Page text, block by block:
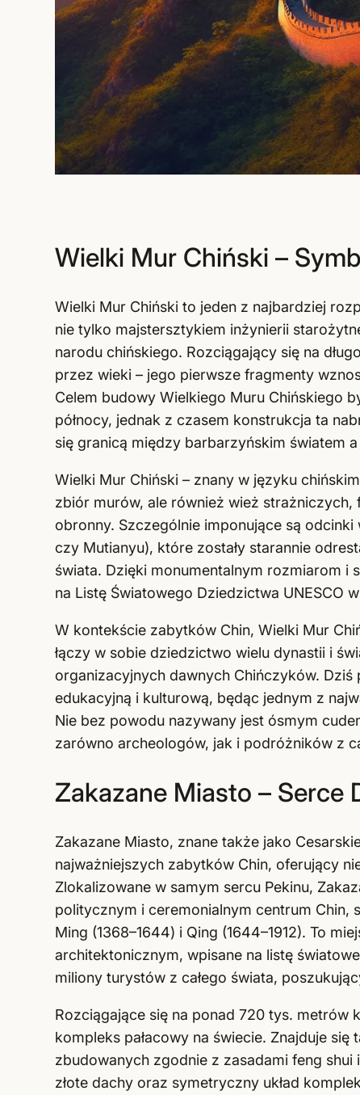
Wielki Mur Chiński –
Wielki Mur Chiński to jeden z najbardziej
nie tylko majstersztykiem inżynierii
narodu chińskiego. Rozciągający się na
przez wieki – jego pierwsze fragmenty
Celem budowy Wielkiego Muru Chińskiego
północy, jednak z czasem konstrukcja ta
się granicą między barbarzyńskim światem
Wielki Mur Chiński – znany w języku
zbiór murów, ale również wież strażniczych,
obronny. Szczególnie imponujące są
czy Mutianyu), które zostały starannie
świata. Dzięki monumentalnym rozmiarom i
na Listę Światowego Dziedzictwa UNESCO
W kontekście zabytków Chin, Wielki Mur
łączy w sobie dziedzictwo wielu dynastii i
organizacyjnych dawnych Chińczyków. Dziś
edukacyjną i kulturową, będąc jednym z
Nie bez powodu nazywany jest ósmym
zarówno archeologów, jak i podróżników z
Zakazane Miasto – Serce
Zakazane Miasto, znane także jako
najważniejszych zabytków Chin, oferujący
Zlokalizowane w samym sercu Pekinu,
politycznym i ceremonialnym centrum Chin,
Ming (1368–1644) i Qing (1644–1912). To
architektonicznym, wpisane na listę
miliony turystów z całego świata,
Rozciągające się na ponad 720 tys.
kompleks pałacowy na świecie. Znajduje
zbudowanych zgodnie z zasadami feng
złote dachy oraz symetryczny układ